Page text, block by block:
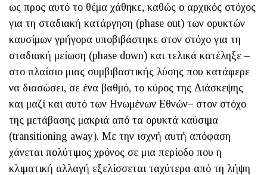
ως προς αυτό το θέμα χάθηκε, καθώς ο αρχικός στόχος
για τη σταδιακή κατάργηση (phase out) των ορυκτών
καυσίμων γρήγορα υποβιβάστηκε στον στόχο για τη
σταδιακή μείωση (phase down) και τελικά κατέληξε –
στο πλαίσιο μιας συμβιβαστικής λύσης που κατάφερε
να διασώσει, σε ένα βαθμό, το κύρος της Διάσκεψης
και μαζί και αυτό των Ηνωμένων Εθνών– στον στόχο
της μετάβασης μακριά από τα ορυκτά καύσιμα
(transitioning away). Με την ισχνή αυτή απόφαση
χάνεται πολύτιμος χρόνος σε μια περίοδο που η
κλιματική αλλαγή εξελίσσεται ταχύτερα από τη λήψη